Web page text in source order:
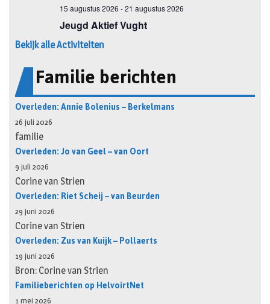
Bekijk alle Activiteiten
Familie berichten
Overleden: Annie Bolenius – Berkelmans
26 juli 2026
familie
Overleden: Jo van Geel – van Oort
9 juli 2026
Corine van Strien
Overleden: Riet Scheij – van Beurden
29 juni 2026
Corine van Strien
Overleden: Zus van Kuijk – Pollaerts
19 juni 2026
Bron: Corine van Strien
Familieberichten op HelvoirtNet
1 mei 2026